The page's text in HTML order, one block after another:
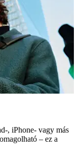
, iPhone- vagy más
– ez a